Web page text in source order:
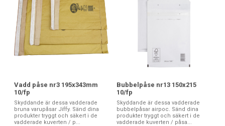
Vadd påse nr3 195x343mm
10/fp
Skyddande är dessa vadderade
bruna varupåsar Jiffy. Sänd dina
produkter tryggt och säkert i de
vadderade kuverten / p...
Bubbelpåse nr13 150x215
10/fp
Skyddande är dessa vadderade
bubbelpåsar airpoc. Sänd dina
produkter tryggt och säkert i de
vadderade kuverten / påsa...